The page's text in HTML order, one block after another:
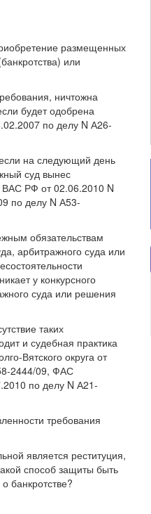
размещенных
или
ничтожна
будет одобрена
по делу N А26-
на следующий день
суд вынес
ВАС РФ от 02.06.2010 N
по делу N А53-
обязательствам
арбитражного суда или
у конкурсного
суда или решения
таких
и судебная практика
Вятского округа от
2444/09, ФАС
по делу N А21-
требования
является реституция,
способ защиты быть
банкротстве?